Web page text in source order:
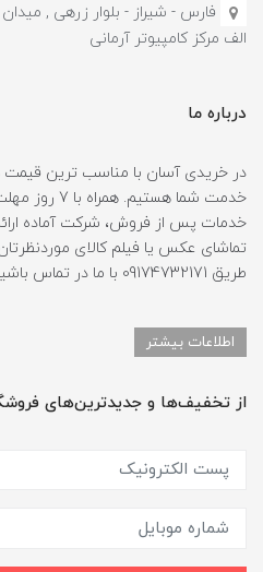
الف مرکز کامپیوتر آرمانی
درباره ما
در خریدی آسان با مناسب ترین قیمت
خدمت شما
خدمات پس از فروش، شرکت آماده
تماشای عکس یا فیلم کالای
طریق 09174732171 با ما در تماس باشید).
اطلاعات بیشتر
از تخفیف‌ها و جدیدترین‌های